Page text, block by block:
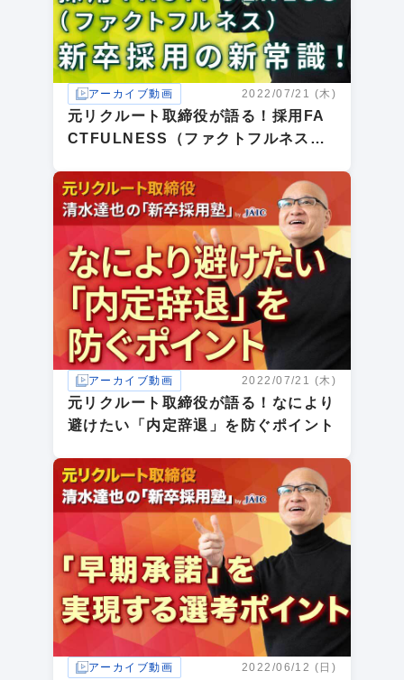
アーカイブ動画 2022/07/21 (木)
元リクルート取締役が語る！採用FA
CTFULNESS（ファクトフルネス）
アーカイブ動画 2022/07/21 (木)
元リクルート取締役が語る！なにより
避けたい「内定辞退」を防ぐポイント
アーカイブ動画 2022/06/12 (日)